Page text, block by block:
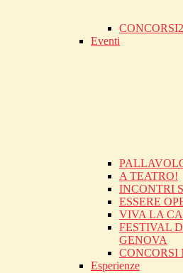
Eventi
A TEATRO!
INCONTRI
ESSERE
VIVA LA
FESTIVAL
GENOVA
CONCORSI
Esperienze